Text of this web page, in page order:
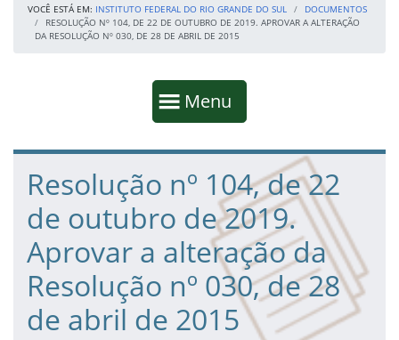
VOCÊ ESTÁ EM: INSTITUTO FEDERAL DO RIO GRANDE DO SUL
DOCUMENTOS
RESOLUÇÃO Nº 104, DE 22 DE OUTUBRO DE 2019. APROVAR A ALTERAÇÃO
DA RESOLUÇÃO Nº 030, DE 28 DE ABRIL DE 2015
Mostrar
Menu
Fim da navegação
Início do conteúdo
Resolução nº 104, de 22
de outubro de 2019.
Aprovar a alteração da
Resolução nº 030, de 28
de abril de 2015